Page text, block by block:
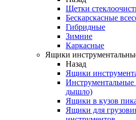
Щетки
Бескарскасные
Гибридные
Зимние
Каркасные
Ящики
Назад
Ящики
дышло)
Ящики в кузов
Ящики для